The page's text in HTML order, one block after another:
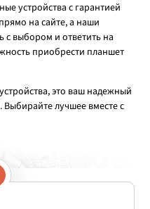
устройства с гарантией
на сайте, а наши
с выбором и ответить на
приобрести планшет
это ваш надежный
лучшее вместе с